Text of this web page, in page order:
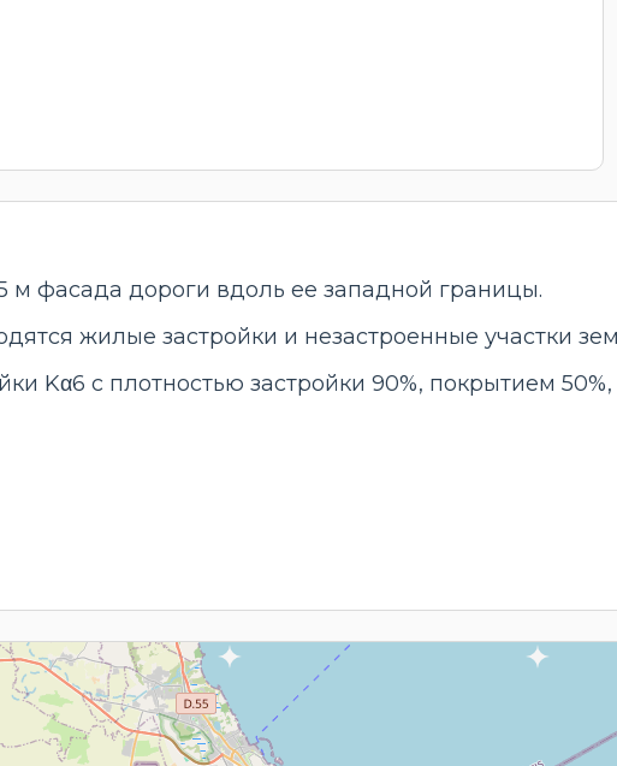
м фасада дороги вдоль ее западной границы.
жилые застройки и незастроенные участки
Kα6 с плотностью застройки 90%, покрытием